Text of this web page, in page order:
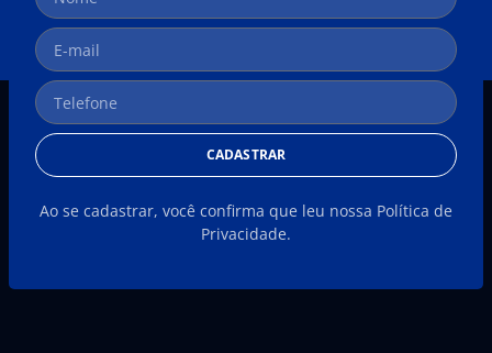
CADASTRAR
Ao se cadastrar, você confirma que leu nossa Política de
Privacidade.